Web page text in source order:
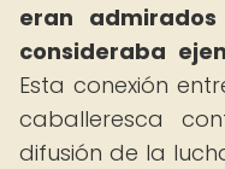
eran
consideraba
Esta conexión
caballeresca
difusión de la